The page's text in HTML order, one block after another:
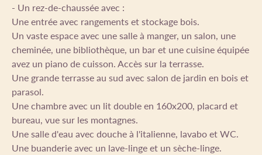
- Un rez-de-chaussée avec :
Une entrée avec rangements et stockage bois.
Un vaste espace avec une salle à manger, un salon, une
cheminée, une bibliothèque, un bar et une cuisine équipée
avez un piano de cuisson. Accès sur la terrasse.
Une grande terrasse au sud avec salon de jardin en bois et
parasol.
Une chambre avec un lit double en 160x200, placard et
bureau, vue sur les montagnes.
Une salle d'eau avec douche à l'italienne, lavabo et WC.
Une buanderie avec un lave-linge et un sèche-linge.